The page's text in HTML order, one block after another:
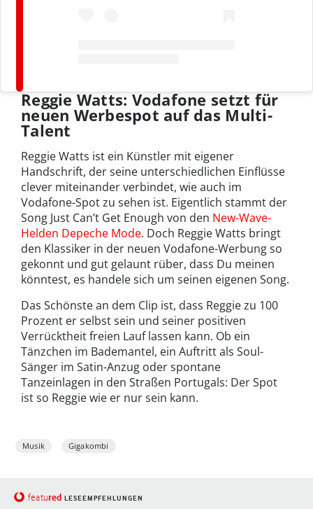
Reggie Watts: Vodafone setzt für
neuen Werbespot auf das Multi-
Talent
Reggie Watts ist ein Künstler mit eigener
Handschrift, der seine unterschiedlichen Einflüsse
clever miteinander verbindet, wie auch im
Vodafone-Spot zu sehen ist. Eigentlich stammt der
Song Just Can’t Get Enough von den New-Wave-
Helden Depeche Mode. Doch Reggie Watts bringt
den Klassiker in der neuen Vodafone-Werbung so
gekonnt und gut gelaunt rüber, dass Du meinen
könntest, es handele sich um seinen eigenen Song.
Das Schönste an dem Clip ist, dass Reggie zu 100
Prozent er selbst sein und seiner positiven
Verrücktheit freien Lauf lassen kann. Ob ein
Tänzchen im Bademantel, ein Auftritt als Soul-
Sänger im Satin-Anzug oder spontane
Tanzeinlagen in den Straßen Portugals: Der Spot
ist so Reggie wie er nur sein kann.
Musik Gigakombi
featured LESEEMPFEHLUNGEN